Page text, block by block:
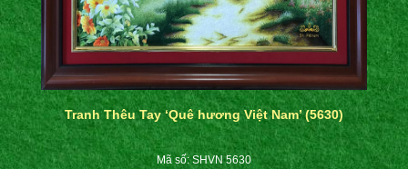
Tranh Thêu Tay ‘Quê hương Việt Nam’ (5630)
Mã số: SHVN 5630